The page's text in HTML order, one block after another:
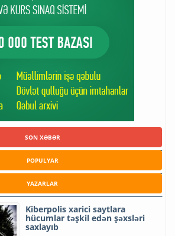
SON XƏBƏR
POPULYAR
YAZARLAR
Kiberpolis xarici saytlara
hücumlar təşkil edən şəxsləri
saxlayıb